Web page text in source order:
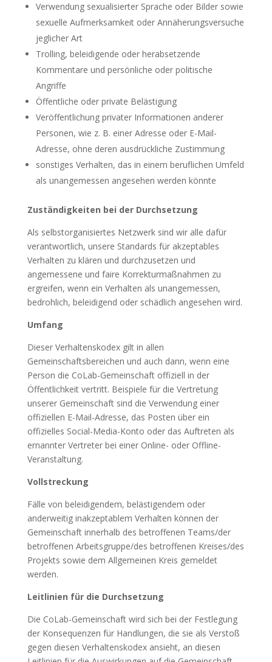
Verwendung sexualisierter Sprache oder Bilder sowie
sexuelle Aufmerksamkeit oder Annäherungsversuche
jeglicher Art
Trolling, beleidigende oder herabsetzende
Kommentare und persönliche oder politische
Angriffe
Öffentliche oder private Belästigung
Veröffentlichung privater Informationen anderer
Personen, wie z. B. einer Adresse oder E-Mail-
Adresse, ohne deren ausdrückliche Zustimmung
sonstiges Verhalten, das in einem beruflichen Umfeld
als unangemessen angesehen werden könnte
Zuständigkeiten bei der Durchsetzung
Als selbstorganisiertes Netzwerk sind wir alle dafür
verantwortlich, unsere Standards für akzeptables
Verhalten zu klären und durchzusetzen und
angemessene und faire Korrekturmaßnahmen zu
ergreifen, wenn ein Verhalten als unangemessen,
bedrohlich, beleidigend oder schädlich angesehen wird.
Umfang
Dieser Verhaltenskodex gilt in allen
Gemeinschaftsbereichen und auch dann, wenn eine
Person die CoLab-Gemeinschaft offiziell in der
Öffentlichkeit vertritt. Beispiele für die Vertretung
unserer Gemeinschaft sind die Verwendung einer
offiziellen E-Mail-Adresse, das Posten über ein
offizielles Social-Media-Konto oder das Auftreten als
ernannter Vertreter bei einer Online- oder Offline-
Veranstaltung.
Vollstreckung
Fälle von beleidigendem, belästigendem oder
anderweitig inakzeptablem Verhalten können der
Gemeinschaft innerhalb des betroffenen Teams/der
betroffenen Arbeitsgruppe/des betroffenen Kreises/des
Projekts sowie dem Allgemeinen Kreis gemeldet
werden.
Leitlinien für die Durchsetzung
Die CoLab-Gemeinschaft wird sich bei der Festlegung
der Konsequenzen für Handlungen, die sie als Verstoß
gegen diesen Verhaltenskodex ansieht, an diesen